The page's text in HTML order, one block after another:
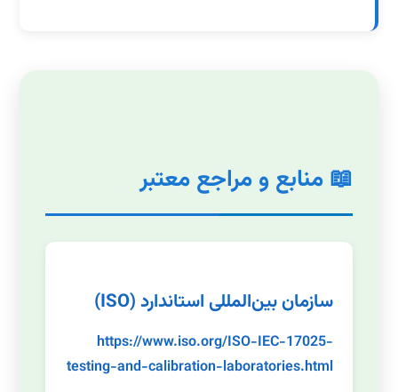
📖 منابع و مراجع معتبر
سازمان بین‌المللی استاندارد (ISO)
https://www.iso.org/ISO-IEC-17025-
testing-and-calibration-laboratories.html